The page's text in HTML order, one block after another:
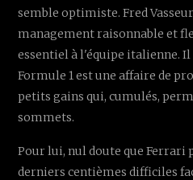
semble optimiste. Fred
management raisonnable et
essentiel à l'équipe italienne.
Formule 1 est une affaire de
petits gains qui, cumulés,
sommets.
Pour lui, nul doute que Ferrari
derniers centièmes difficiles